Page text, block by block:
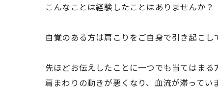
こんなことは経験したことはありませんか？
自覚のある方は肩こりをご自身で引き起こし
先ほどお伝えしたことに一つでも当てはまる
肩まわりの動きが悪くなり、血流が滞ってい